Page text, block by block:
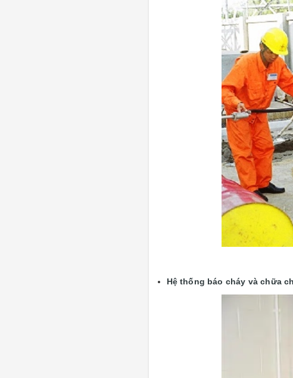
Hệ thống báo cháy và chữa